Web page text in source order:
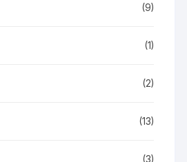
(9)
(1)
(2)
(13)
(3)